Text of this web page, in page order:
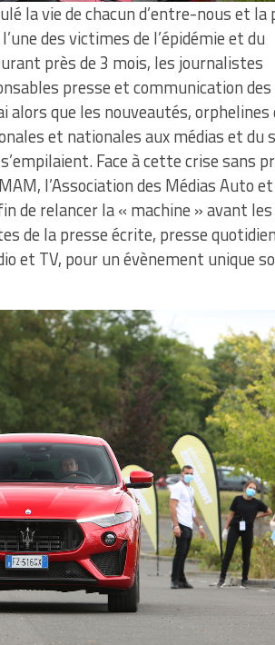
la vie de chacun d’entre-nous et la
des victimes de l’épidémie et du
près de 3 mois, les journalistes
presse et communication
que les nouveautés, orphelines
et nationales aux médias et du
Face à cette crise sans
l’Association des Médias Auto
de relancer la « machine » avant les
de la presse écrite, presse
et TV, pour un évènement unique